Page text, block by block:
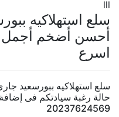
سلع استهلاكيه
أحسن أضخم أجمل
اسرع
سلع استهلاكيه ببورسعيد
حالة رغبة سيادتكم فى إضافة
20237624569